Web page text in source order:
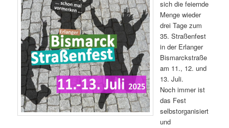
sich die feiernde
Menge wieder
drei Tage zum
35. Straßenfest
in der Erlanger
Bismarckstraße
am 11., 12. und
13. Juli.
Noch immer ist
das Fest
selbstorganisiert
und